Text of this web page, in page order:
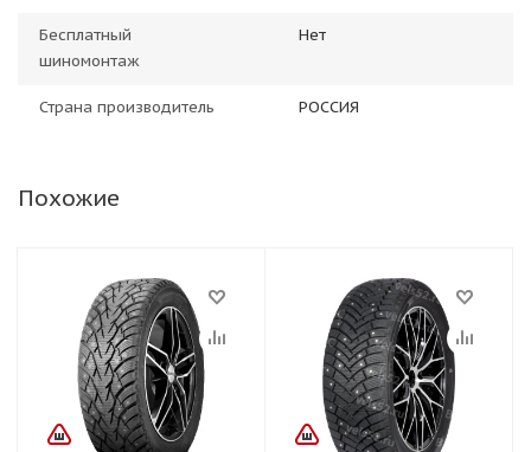
Бесплатный
шиномонтаж
Нет
Страна производитель РОССИЯ
Похожие